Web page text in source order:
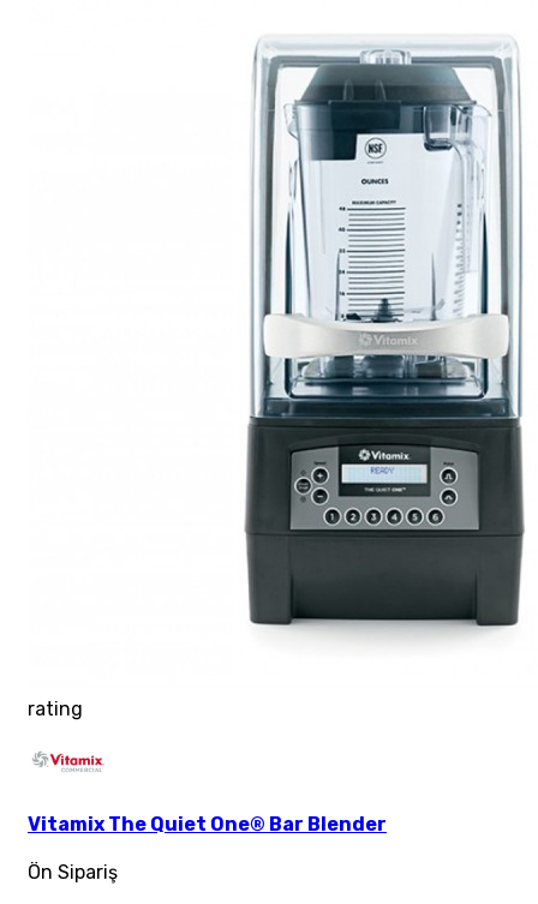
rating
Vitamix The Quiet One® Bar Blender
Ön Sipariş